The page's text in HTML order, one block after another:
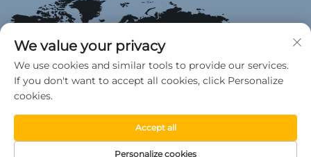
Opphavsrett © 2025 Tiantai County Wanwan Biltilbehør fabrikk.
We value your privacy
We use cookies and similar tools to provide our services.
If you don't want to accept all cookies, click Personalize
cookies.
Personalize cookies
Accept all